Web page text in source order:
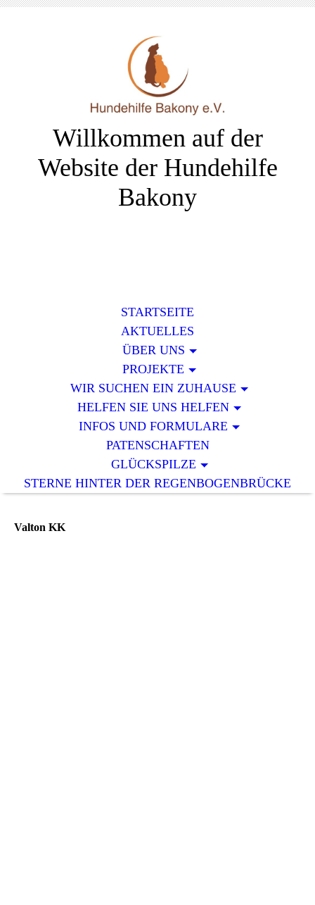
Willkommen auf der
Website der Hundehilfe
Bakony
STARTSEITE
AKTUELLES
ÜBER UNS
PROJEKTE
WIR SUCHEN EIN ZUHAUSE
HELFEN SIE UNS HELFEN
INFOS UND FORMULARE
PATENSCHAFTEN
GLÜCKSPILZE
STERNE HINTER DER REGENBOGENBRÜCKE
Valton KK